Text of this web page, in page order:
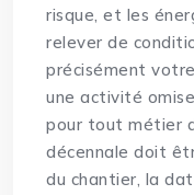
risque, et les
relever de
précisément
une activité
pour tout métier
décennale doit
du chantier, la